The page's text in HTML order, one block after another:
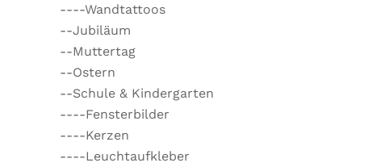
----Wandtattoos
--Jubiläum
--Muttertag
--Ostern
--Schule & Kindergarten
----Fensterbilder
----Kerzen
----Leuchtaufkleber